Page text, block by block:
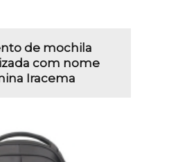
de mochila
com nome
Iracema